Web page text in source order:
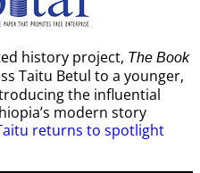
history project, The Book
Taitu Betul to a younger,
the influential
modern story
returns to spotlight